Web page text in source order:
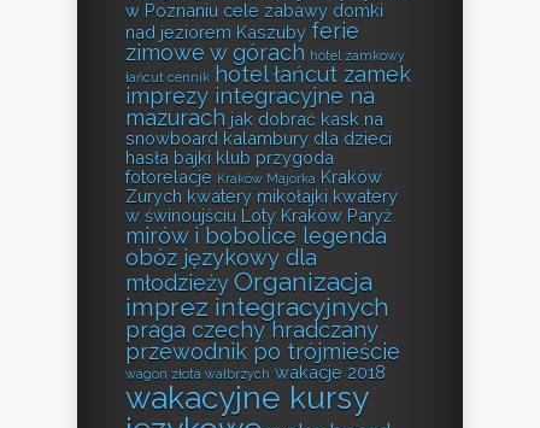
w Poznaniu cele zabawy domki
nad jeziorem Kaszuby ferie
zimowe w górach hotel zamkowy
łańcut cennik hotel łańcut zamek
imprezy integracyjne na
mazurach jak dobrać kask na
snowboard kalambury dla dzieci
hasła bajki klub przygoda
fotorelacje Kraków Majorka Kraków
Zurych kwatery mikołajki kwatery
w świnoujściu Loty Kraków Paryż
mirów i bobolice legenda
obóz językowy dla
młodzieżyOrganizacja
imprez integracyjnych
praga czechy hradczany
przewodnik po trójmieście
wagon złota wałbrzych wakacje 2018
wakacyjne kursy